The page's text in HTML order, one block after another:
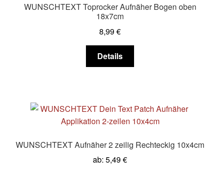
WUNSCHTEXT Toprocker Aufnäher Bogen oben
18x7cm
8,99€
Details
auf.
Die
können
WUNSCHTEXT Aufnäher 2 zeilig Rechteckig 10x4cm
ab: 5,49€